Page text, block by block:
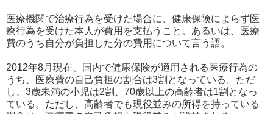
医療機関で治療行為を受けた場合に、健康保険によらず医
療行為を受けた本人が費用を支払うこと。あるいは、医療
費のうち自分が負担した分の費用について言う語。
2012年8月現在、国内で健康保険が適用される医療行為の
うち、医療費の自己負担の割合は3割となっている。ただ
し、3歳未満の小児は2割、70歳以上の高齢者は1割となっ
ている。ただし、高齢者でも現役並みの所得を持っている